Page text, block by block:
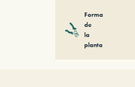
Forma
de
la
planta